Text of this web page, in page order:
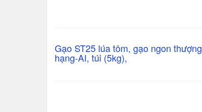
Gạo ST25 lúa tôm, gạo ngon thượng
hạng-AI, túi (5kg),